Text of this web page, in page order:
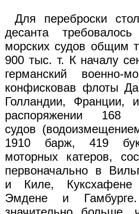
Для переброски
десанта
морских судов общим
900 тыс. т. К началу
германский военно-
конфисковав флоты
Голландии, Франции,
распоряжении 168
судов
1910 барж, 419
моторных катеров,
первоначально в
и Киле,
Эмдене и